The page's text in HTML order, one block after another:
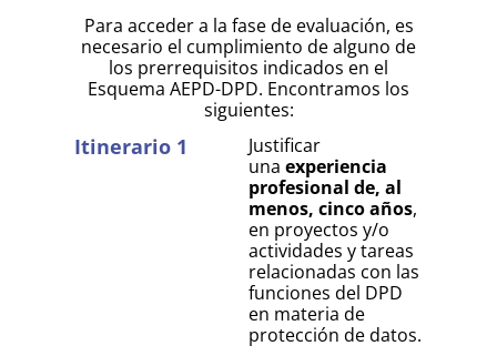
Para acceder a la fase de evaluación, es
necesario el cumplimiento de alguno de
los prerrequisitos indicados en el
Esquema AEPD-DPD. Encontramos los
siguientes:
Itinerario 1
Justificar
una experiencia
profesional de, al
menos, cinco años,
en proyectos y/o
actividades y tareas
relacionadas con las
funciones del DPD
en materia de
protección de datos.